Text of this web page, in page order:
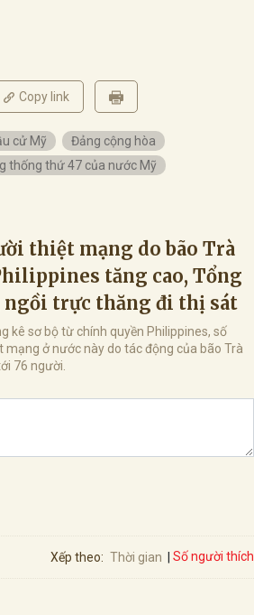
Copy link
cử Mỹ
Đảng cộng hòa
thống thứ 47 của nước Mỹ
thiệt mạng do bão Trà
tăng cao, Tổng
trực thăng đi thị sát
kê sơ bộ từ chính quyền Philippines, số
mạng ở nước này do tác động của bão Trà
76 người.
Xếp theo: Thời gian Số người thích